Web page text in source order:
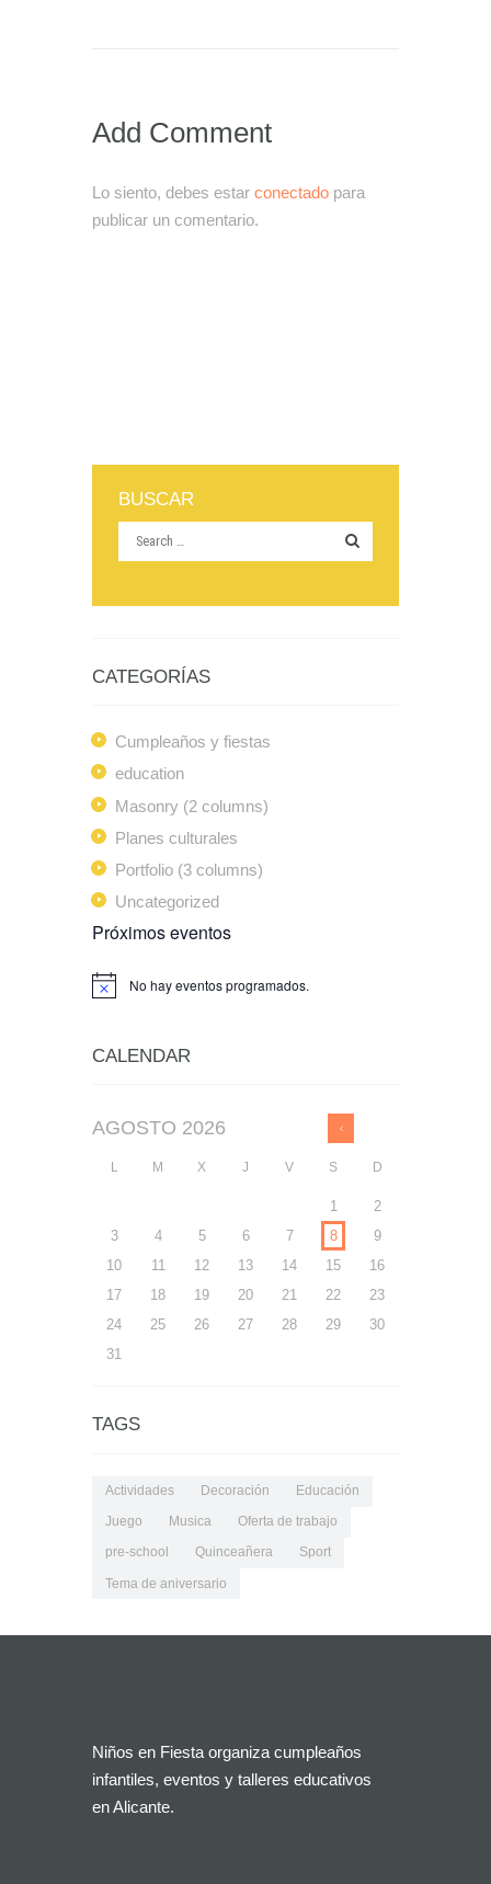
Add Comment
Lo siento, debes estar conectado para
publicar un comentario.
BUSCAR
CATEGORÍAS
Cumpleaños y fiestas
education
Masonry (2 columns)
Planes culturales
Portfolio (3 columns)
Uncategorized
Próximos eventos
s
o
No hay eventos programados.
CALENDAR
AGOSTO 2026
L M X J V S D
1
2
3
4 5 6 7 8
9
10
11 12 13 14 15
16
17
18 19 20 21 22
23
24
25 26 27 28 29
30
31
TAGS
Actividades Decoración Educación
Juego Musica Oferta de trabajo
pre-school Quinceañera Sport
Tema de aniversario
Niños en Fiesta organiza cumpleaños
infantiles, eventos y talleres educativos
en Alicante.